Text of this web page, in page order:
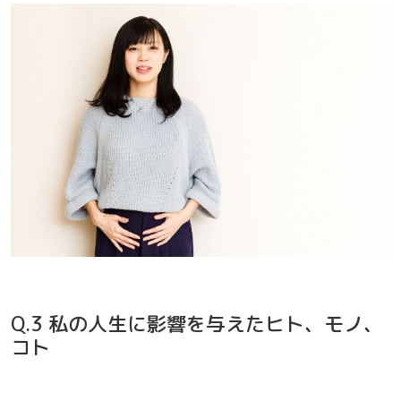
Q.3 私の人生に影響を与えたヒト、モノ、
コト